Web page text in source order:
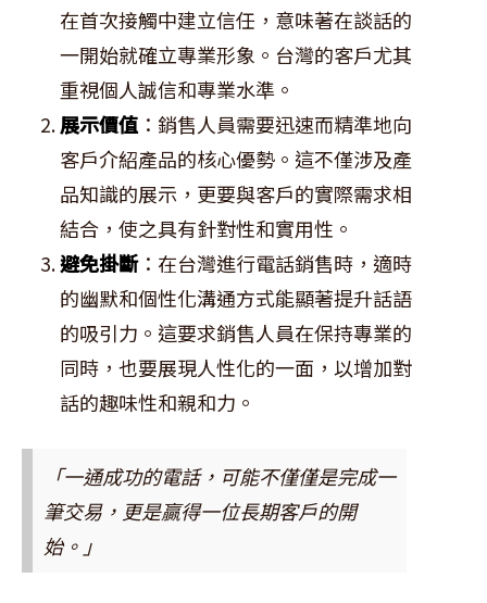
在首次接觸中建立信任，意味著在談話的
一開始就確立專業形象。台灣的客戶尤其
重視個人誠信和專業水準。
展示價值 ：銷售人員需要迅速而精準地向
客戶介紹產品的核心優勢。這不僅涉及產
品知識的展示，更要與客戶的實際需求相
結合，使之具有針對性和實用性。
避免掛斷：在台灣進行電話銷售時，適時
的幽默和個性化溝通方式能顯著提升話語
的吸引力。這要求銷售人員在保持專業的
同時，也要展現人性化的一面，以增加對
話的趣味性和親和力。
「一通成功的電話，可能不僅僅是完成一
筆交易，更是贏得一位長期客戶的開
始。」